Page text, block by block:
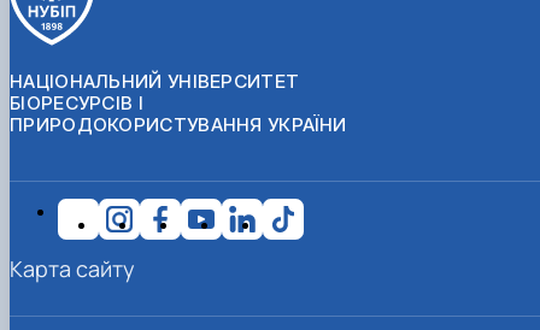
НАЦІОНАЛЬНИЙ УНІВЕРСИТЕТ
БІОРЕСУРСІВ І
ПРИРОДОКОРИСТУВАННЯ УКРАЇНИ
Карта сайту